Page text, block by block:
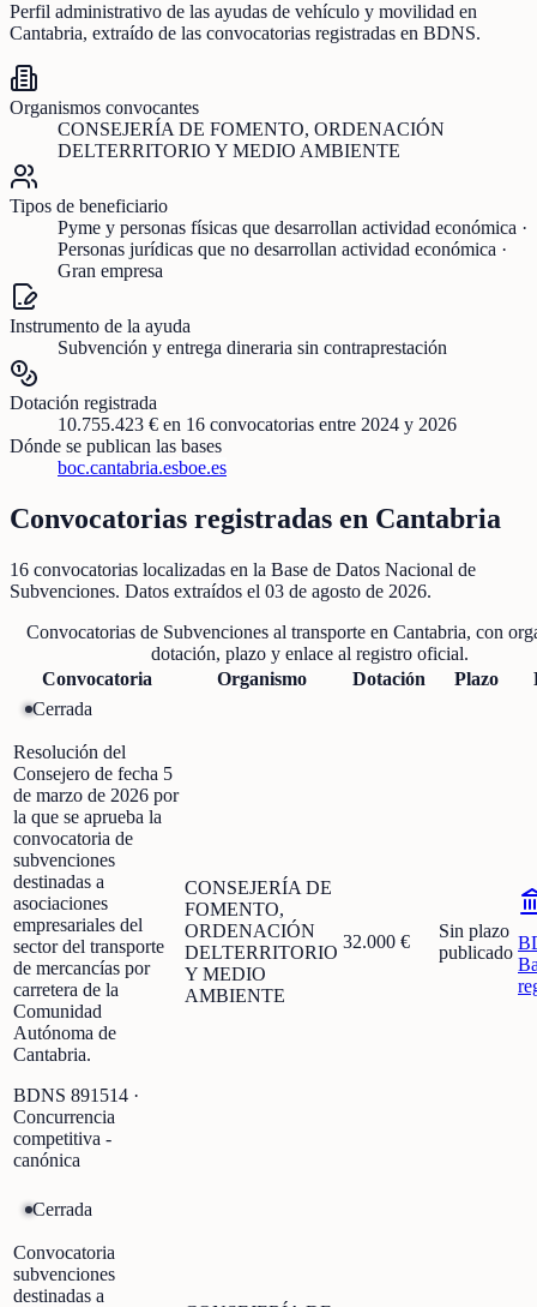
Perfil administrativo de las ayudas de vehículo y movilidad en
Cantabria, extraído de las convocatorias registradas en BDNS.
Organismos convocantes
CONSEJERÍA DE FOMENTO, ORDENACIÓN
DELTERRITORIO Y MEDIO AMBIENTE
Tipos de beneficiario
Pyme y personas físicas que desarrollan actividad económica ·
Personas jurídicas que no desarrollan actividad económica ·
Gran empresa
Instrumento de la ayuda
Subvención y entrega dineraria sin contraprestación
Dotación registrada
10.755.423 € en 16 convocatorias entre 2024 y 2026
Dónde se publican las bases
boc.cantabria.esboe.es
Convocatorias registradas en Cantabria
16 convocatorias localizadas en la Base de Datos Nacional de
Subvenciones. Datos extraídos el 03 de agosto de 2026.
Convocatorias de Subvenciones al transporte en Cantabria, con
dotación, plazo y enlace al registro oficial.
Convocatoria
Organismo Dotación Plazo
Cerrada
Resolución del
Consejero de fecha 5
de marzo de 2026 por
la que se aprueba la
convocatoria de
subvenciones
destinadas a
asociaciones
empresariales del
sector del transporte
de mercancías por
carretera de la
Comunidad
Autónoma de
Cantabria.
BDNS 891514 ·
Concurrencia
competitiva -
canónica
CONSEJERÍA DE
FOMENTO,
ORDENACIÓN
DELTERRITORIO
Y MEDIO
AMBIENTE
32.000 €
Sin plazo
publicado
Cerrada
Convocatoria
subvenciones
destinadas a